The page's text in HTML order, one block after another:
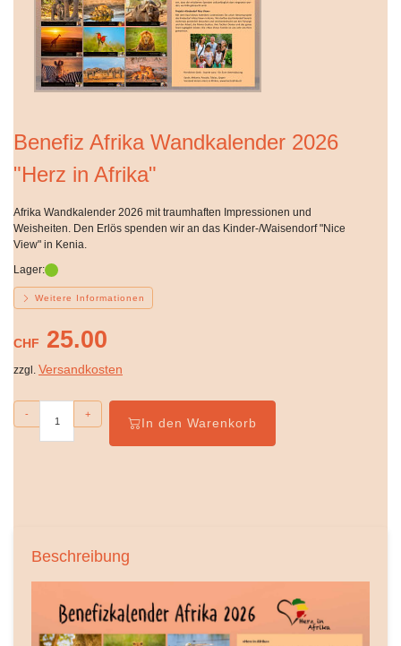
Benefiz Afrika Wandkalender 2026
"Herz in Afrika"
Afrika Wandkalender 2026 mit traumhaften Impressionen und
Weisheiten. Den Erlös spenden wir an das Kinder-/Waisendorf "Nice
View" in Kenia.
Lager:
Weitere Informationen
CHF 25.00
zzgl. Versandkosten
- +
In den Warenkorb
Beschreibung